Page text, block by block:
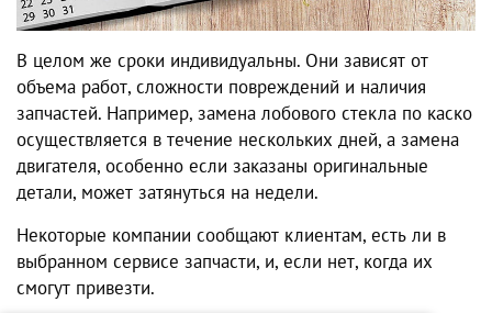
В целом же сроки индивидуальны. Они зависят от
объема работ, сложности повреждений и наличия
запчастей. Например, замена лобового стекла по каско
осуществляется в течение нескольких дней, а замена
двигателя, особенно если заказаны оригинальные
детали, может затянуться на недели.
Некоторые компании сообщают клиентам, есть ли в
выбранном сервисе запчасти, и, если нет, когда их
смогут привезти.